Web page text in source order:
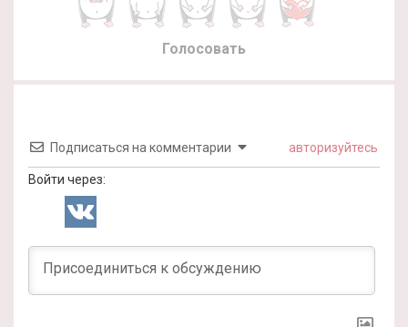
Голосовать
Подписаться на комментарии авторизуйтесь
Войти через: